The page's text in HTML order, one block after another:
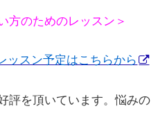
方のためのレッスン＞
ッスン予定はこちらから
評を頂いています。悩みの